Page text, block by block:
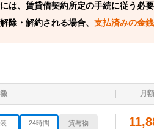
は、賃貸借契約所定の手続に従う必要
除・解約される場合、 支払済みの金
月
24時間 貸与物